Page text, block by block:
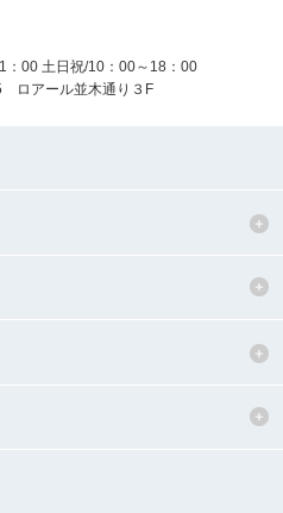
：00 土日祝/10：00～18：00
ロアール並木通り３F